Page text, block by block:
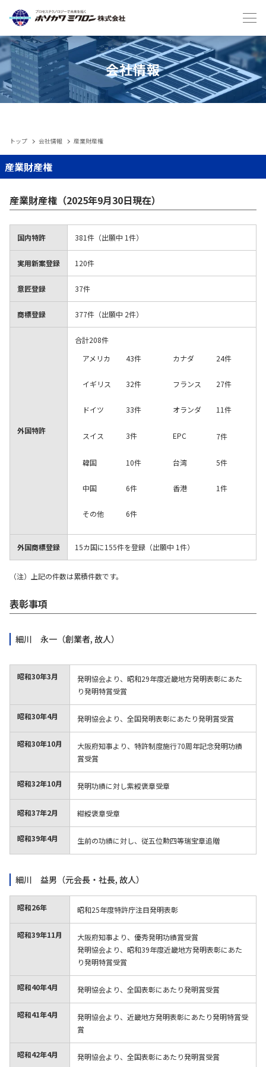
Japanese English
IIoT
メンテナンスサービス・受託
マテリアル
ニュース
サステナビリティ
お問い合わせ
会社情報
トップ 会社情報 産業財産権
産業財産権
産業財産権（2025年9月30日現在）
国内特許 381件（出願中 1件）
実用新案登録 120件
意匠登録 37件
商標登録 377件（出願中 2件）
外国特許
合計208件
アメリカ
43件 カナダ 24件
イギリス 32件 フランス 27件
ドイツ 33件 オランダ 11件
スイス 3件 EPC 7件
韓国 10件 台湾 5件
中国 6件 香港 1件
その他 6件
外国商標登録 15カ国に155件を登録（出願中 1件）
（注）上記の件数は累積件数です。
表彰事項
細川 永一 （創業者, 故人）
昭和30年3月
発明協会より、昭和29年度近畿地方発明表彰にあた
り発明特賞受賞
昭和30年4月 発明協会より、全国発明表彰にあたり発明賞受賞
昭和30年10月
大阪府知事より、特許制度施行70周年記念発明功績
賞受賞
昭和32年10月 発明功績に対し紫綬褒章受章
昭和37年2月 紺綬褒章受章
昭和39年4月 生前の功績に対し、従五位勲四等瑞宝章追贈
細川 益男 （元会長・社長, 故人）
昭和26年 昭和25年度特許庁注目発明表彰
昭和39年11月
大阪府知事より、優秀発明功績賞受賞
発明協会より、昭和39年度近畿地方発明表彰にあた
り発明特賞受賞
昭和40年4月 発明協会より、全国表彰にあたり発明賞受賞
昭和41年4月
発明協会より、近畿地方発明表彰にあたり発明特賞受
賞
昭和42年4月 発明協会より、全国表彰にあたり発明賞受賞